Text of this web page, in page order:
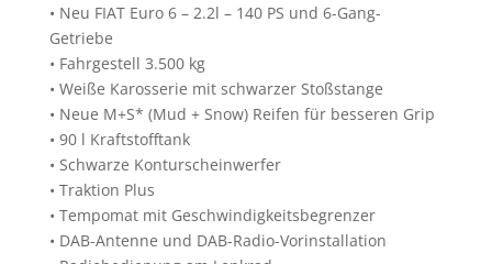
• Neu FIAT Euro 6 – 2.2l – 140 PS und 6-Gang-
Getriebe
• Fahrgestell 3.500 kg
• Weiße Karosserie mit schwarzer Stoßstange
• Neue M+S* (Mud + Snow) Reifen für besseren Grip
• 90 l Kraftstofftank
• Schwarze Konturscheinwerfer
• Traktion Plus
• Tempomat mit Geschwindigkeitsbegrenzer
• DAB-Antenne und DAB-Radio-Vorinstallation